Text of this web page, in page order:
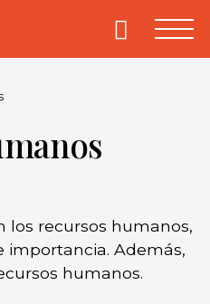
Primary
los recursos humanos,
importancia. Además,
humanos.